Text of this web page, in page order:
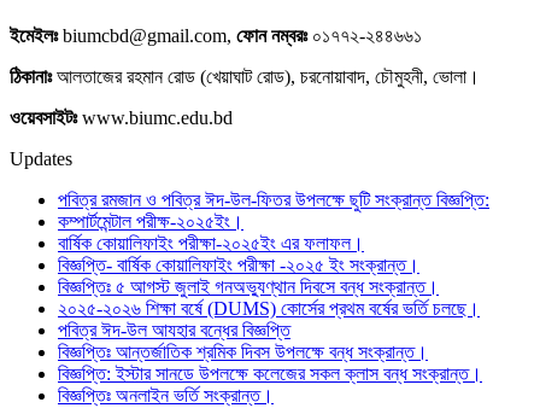
ইমেইলঃbiumcbd@gmail.com, ফোন নম্বরঃ০১৭৭২-২৪৪৬৬১
ঠিকানাঃআলতাজের রহমান রোড (খেয়াঘাট রোড), চরনোয়াবাদ, চৌমুহনী, ভোলা।
ওয়েবসাইটঃwww.biumc.edu.bd
Updates
পবিত্র রমজান ও পবিত্র ঈদ-উল-ফিতর উপলক্ষে ছুটি সংক্রান্ত বিজ্ঞপ্তি:
কম্পার্টমেন্টাল পরীক্ষ-২০২৫ইং।
বার্ষিক কোয়ালিফাইং পরীক্ষা-২০২৫ইং এর ফলাফল।
বিজ্ঞপ্তি- বার্ষিক কোয়ালিফাইং পরীক্ষা -২০২৫ ইং সংক্রান্ত।
বিজ্ঞপ্তিঃ ৫ আগস্ট জুলাই গনঅভ্যুণ্থান দিবসে বন্ধ সংক্রান্ত।
২০২৫-২০২৬ শিক্ষা বর্ষে (DUMS) কোর্সের প্রথম বর্ষের ভর্তি চলছে।
পবিত্র ঈদ-উল আযহার বন্ধের বিজ্ঞপ্তি
বিজ্ঞপ্তিঃ আন্তর্জাতিক শ্রমিক দিবস উপলক্ষে বন্ধ সংক্রান্ত।
বিজ্ঞপ্তি: ইস্টার সানডে উপলক্ষে কলেজের সকল ক্লাস বন্ধ সংক্রান্ত।
বিজ্ঞপ্তিঃ অনলাইন ভর্তি সংক্রান্ত।